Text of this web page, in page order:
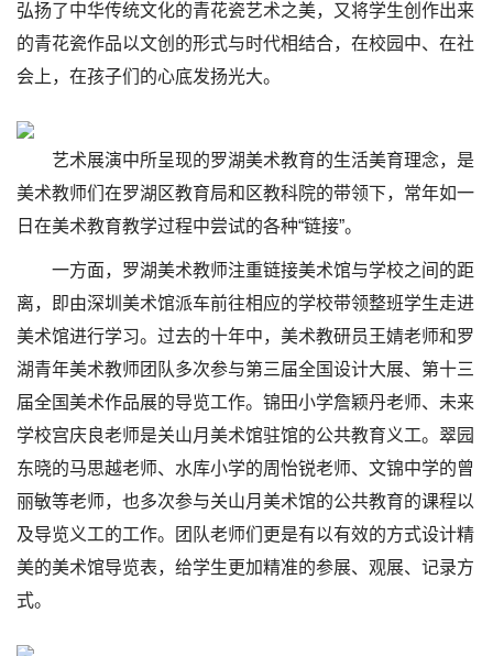
弘扬了中华传统文化的青花瓷艺术之美，又将学生创作出来
的青花瓷作品以文创的形式与时代相结合，在校园中、在社
会上，在孩子们的心底发扬光大。
艺术展演中所呈现的罗湖美术教育的生活美育理念，是
美术教师们在罗湖区教育局和区教科院的带领下，常年如一
日在美术教育教学过程中尝试的各种“链接”。
一方面，罗湖美术教师注重链接美术馆与学校之间的距
离，即由深圳美术馆派车前往相应的学校带领整班学生走进
美术馆进行学习。过去的十年中，美术教研员王婧老师和罗
湖青年美术教师团队多次参与第三届全国设计大展、第十三
届全国美术作品展的导览工作。锦田小学詹颖丹老师、未来
学校宫庆良老师是关山月美术馆驻馆的公共教育义工。翠园
东晓的马思越老师、水库小学的周怡锐老师、文锦中学的曾
丽敏等老师，也多次参与关山月美术馆的公共教育的课程以
及导览义工的工作。团队老师们更是有以有效的方式设计精
美的美术馆导览表，给学生更加精准的参展、观展、记录方
式。